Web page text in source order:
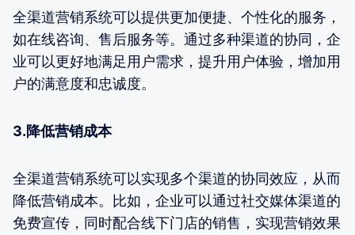
全渠道营销系统可以提供更加便捷、个性化的服务，
如在线咨询、售后服务等。通过多种渠道的协同，企
业可以更好地满足用户需求，提升用户体验，增加用
户的满意度和忠诚度。
3.降低营销成本
全渠道营销系统可以实现多个渠道的协同效应，从而
降低营销成本。比如，企业可以通过社交媒体渠道的
免费宣传，同时配合线下门店的销售，实现营销效果